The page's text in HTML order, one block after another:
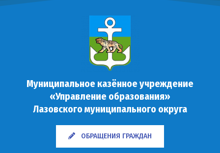
Муниципальное казённое учреждение
«Управление образования»
Лазовского муниципального округа
ОБРАЩЕНИЯ ГРАЖДАН